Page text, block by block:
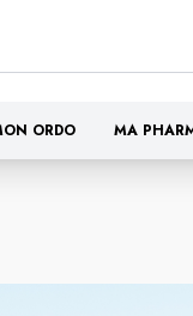
ORDO MA